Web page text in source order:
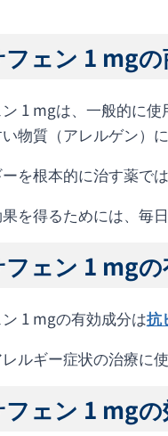
フェン 1 mg
1 mgは、一般的に
物質（アレルゲン）
を根本的に治す薬で
を得るためには、毎
フェン 1 mg
1 mgの有効成分は抗
ルギー症状の治療に
フェン 1 mg